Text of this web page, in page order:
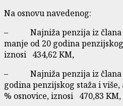
Na osnovu navedenog:
– Najniža penzija iz člana
manje od 20 godina
iznosi 434,62 KM,
– Najniža penzija iz člana
godina penzijskog staža i više,
% osnovice, iznosi 470,83 KM,